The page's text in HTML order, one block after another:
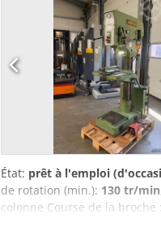
État: prêt à l'emploi
de rotation (min.): 130 tr/min
colonne Course de la broche
mm Vitesse variable en